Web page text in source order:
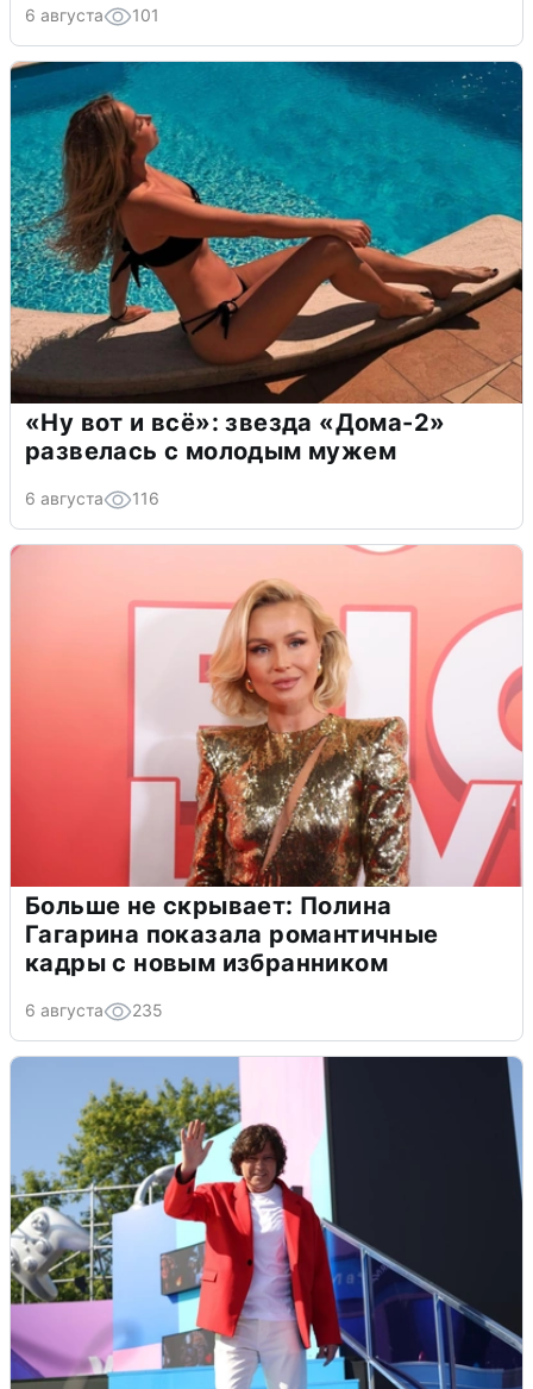
6 августа 101
«Ну вот и всё»: звезда «Дома-2»
развелась с молодым мужем
6 августа 116
Больше не скрывает: Полина
Гагарина показала романтичные
кадры с новым избранником
6 августа 235